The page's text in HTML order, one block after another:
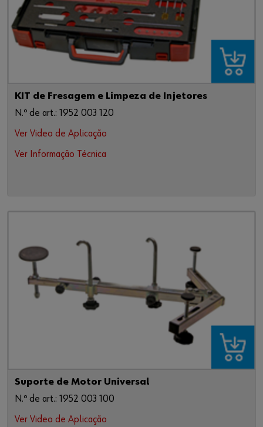
KIT de Fresagem e Limpeza de Injetores
N.º de art.: 1952 003 120
Ver Video de Aplicação
Ver Informação Técnica
Suporte de Motor Universal
N.º de art.: 1952 003 100
Ver Video de Aplicação